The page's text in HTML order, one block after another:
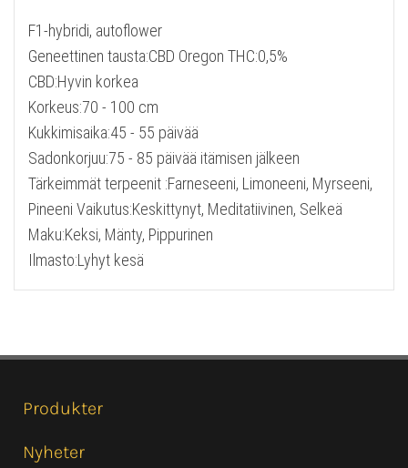
F1-hybridi, autoflower
Geneettinen tausta:CBD Oregon THC:0,5%
CBD:Hyvin korkea
Korkeus:70 - 100 cm
Kukkimisaika:45 - 55 päivää
Sadonkorjuu:75 - 85 päivää itämisen jälkeen
Tärkeimmät terpeenit :Farneseeni, Limoneeni, Myrseeni,
Pineeni Vaikutus:Keskittynyt, Meditatiivinen, Selkeä
Maku:Keksi, Mänty, Pippurinen
Ilmasto:Lyhyt kesä
Produkter
Nyheter